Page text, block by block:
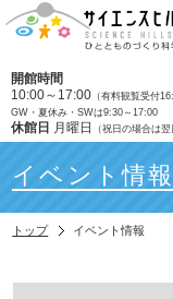
開館時間
10:00～17:00 （有料観覧受付
GW・夏休み・SWは9:30～17:00
休館日 月曜日 （祝日の場合は翌
イベント情報
トップ イベント情報